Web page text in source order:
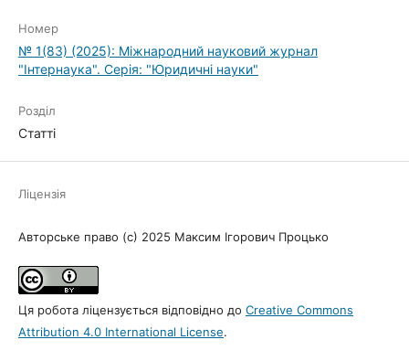
Номер
№ 1(83) (2025): Міжнародний науковий журнал
"Інтернаука". Серія: "Юридичні науки"
Розділ
Статті
Ліцензія
Авторське право (c) 2025 Максим Ігорович Процько
Ця робота ліцензується відповідно до Creative Commons
Attribution 4.0 International License.